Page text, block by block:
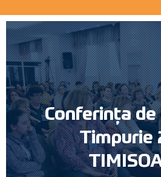
Conferința de
Timpurie